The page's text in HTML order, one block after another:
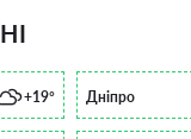
+19° Дніпро